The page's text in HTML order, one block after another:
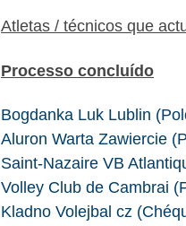
Atletas / técnicos que
Processo concluído
Bogdanka Luk Lublin
Aluron Warta Zawiercie
Saint-Nazaire VB
Volley Club de Cambrai
Kladno Volejbal cz